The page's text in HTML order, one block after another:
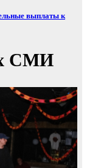
выплаты к